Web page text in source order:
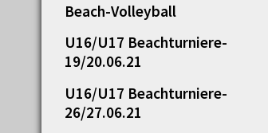
Beach-Volleyball
U16/U17 Beachturniere-
19/20.06.21
U16/U17 Beachturniere-
26/27.06.21